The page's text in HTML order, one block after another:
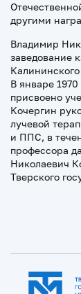
другими
Владимир
заведование
В январе
присвоено
Кочергин
лучевой
и ППС, в
профессора
Николаевич
Тверского